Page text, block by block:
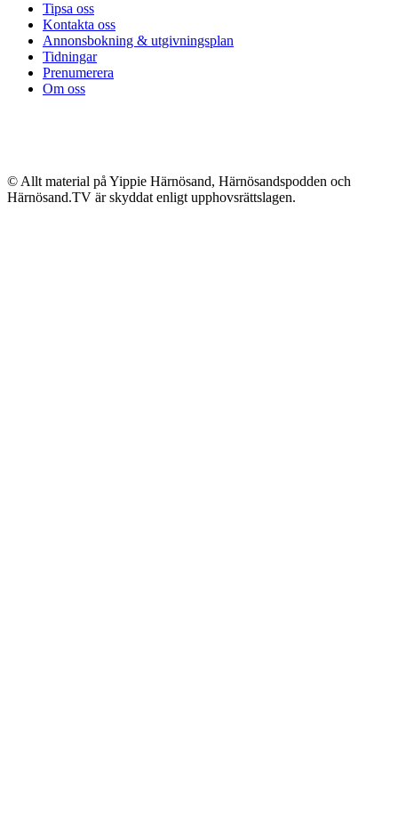
Tipsa oss
Kontakta oss
Annonsbokning & utgivningsplan
Tidningar
Prenumerera
Om oss
© Allt material på Yippie Härnösand, Härnösandspodden och
Härnösand.TV är skyddat enligt upphovsrättslagen.